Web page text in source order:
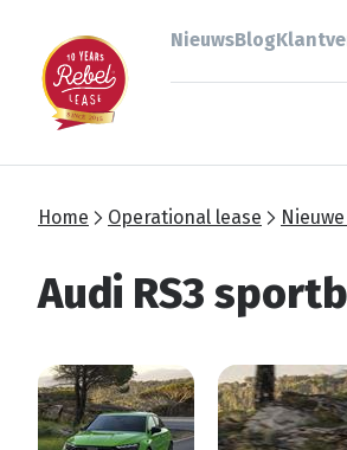
NieuwsBlog
Home Operational lease
Audi RS3